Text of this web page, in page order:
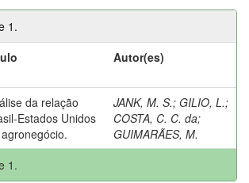
1.
Autor(es)
da relação
Estados Unidos
JANK, M. S.; GILIO, L.;
COSTA, C. C. da;
GUIMARÃES, M.
1.